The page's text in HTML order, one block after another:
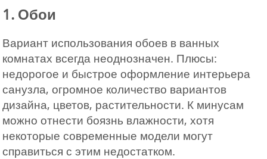
1. Обои
Вариант использования обоев в ванных
комнатах всегда неоднозначен. Плюсы:
недорогое и быстрое оформление интерьера
санузла, огромное количество вариантов
дизайна, цветов, растительности. К минусам
можно отнести боязнь влажности, хотя
некоторые современные модели могут
справиться с этим недостатком.